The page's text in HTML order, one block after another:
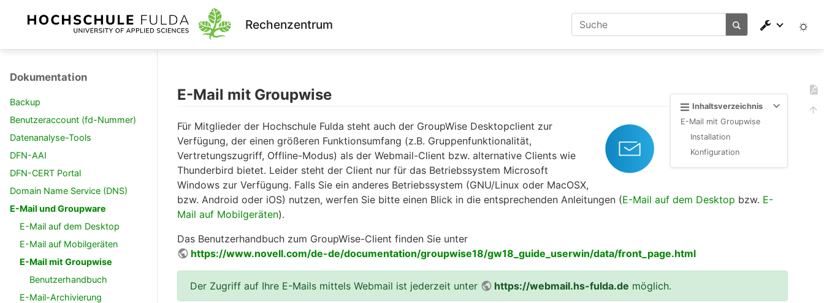
Rechenzentrum
Dokumentation
Backup
Benutzeraccount (fd-Nummer)
Datenanalyse-Tools
DFN-AAI
DFN-CERT Portal
Domain Name Service (DNS)
E-Mail und Groupware
E-Mail auf dem Desktop
E-Mail auf Mobilgeräten
E-Mail mit Groupwise
Benutzerhandbuch
E-Mail-Archivierung
Inhaltsverzeichnis
E-Mail mit Groupwise
Installation
Konfiguration
E-Mail mit Groupwise
Für Mitglieder der Hochschule Fulda steht auch der GroupWise Desktopclient zur
Verfügung, der einen größeren Funktionsumfang (z.B. Gruppenfunktionalität,
Vertretungszugriff, Offline-Modus) als der Webmail-Client bzw. alternative Clients wie
Thunderbird bietet. Leider steht der Client nur für das Betriebssystem Microsoft
Windows zur Verfügung. Falls Sie ein anderes Betriebssystem (GNU/Linux oder MacOSX,
bzw. Android oder iOS) nutzen, werfen Sie bitte einen Blick in die entsprechenden Anleitungen (E-Mail auf dem Desktop bzw. E-
Mail auf Mobilgeräten).
Das Benutzerhandbuch zum GroupWise-Client finden Sie unter
https://www.novell.com/de-de/documentation/groupwise18/gw18_guide_userwin/data/front_page.html
Der Zugriff auf Ihre E-Mails mittels Webmail ist jederzeit unter https://webmail.hs-fulda.de möglich.